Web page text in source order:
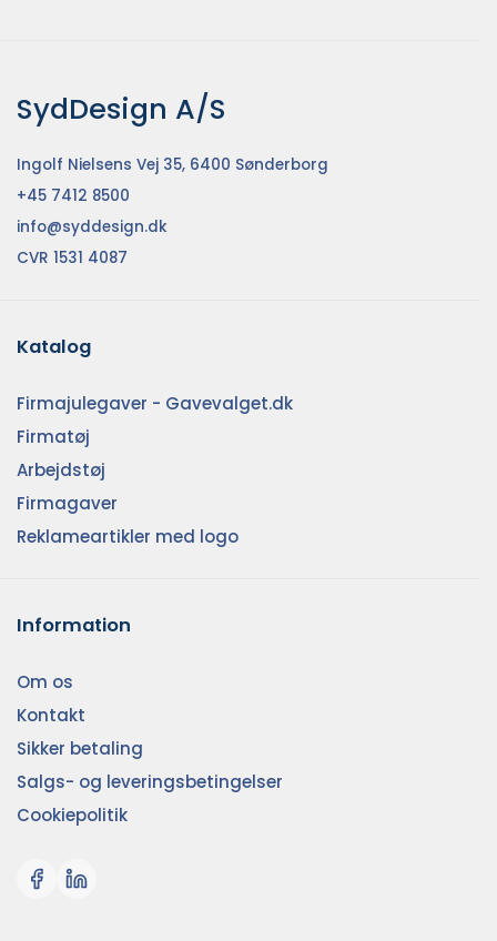
SydDesign A/S
Ingolf Nielsens Vej 35, 6400 Sønderborg
+45 7412 8500
info@syddesign.dk
CVR 1531 4087
Katalog
Firmajulegaver - Gavevalget.dk
Firmatøj
Arbejdstøj
Firmagaver
Reklameartikler med logo
Information
Om os
Kontakt
Sikker betaling
Salgs- og leveringsbetingelser
Cookiepolitik